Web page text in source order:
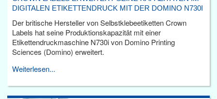
DIGITALEN ETIKETTENDRUCK MIT DER DOMINO N730I
Der britische Hersteller von Selbstklebeetiketten Crown
Labels hat seine Produktionskapazität mit einer
Etikettendruckmaschine N730i von Domino Printing
Sciences (Domino) erweitert.
Weiterlesen...